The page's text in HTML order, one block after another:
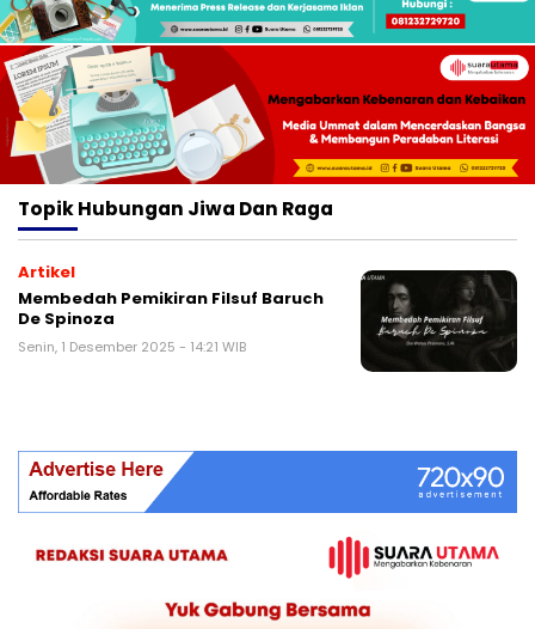
TopikHubungan Jiwa Dan Raga
Artikel
Membedah Pemikiran Filsuf Baruch
De Spinoza
Senin, 1 Desember 2025 - 14:21 WIB